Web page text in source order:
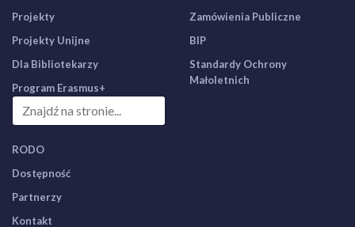
Projekty
Projekty Unijne
Dla Bibliotekarzy
Program Erasmus+
Zamówienia Publiczne
BIP
Standardy Ochrony
Małoletnich
RODO
Dostępność
Partnerzy
Kontakt